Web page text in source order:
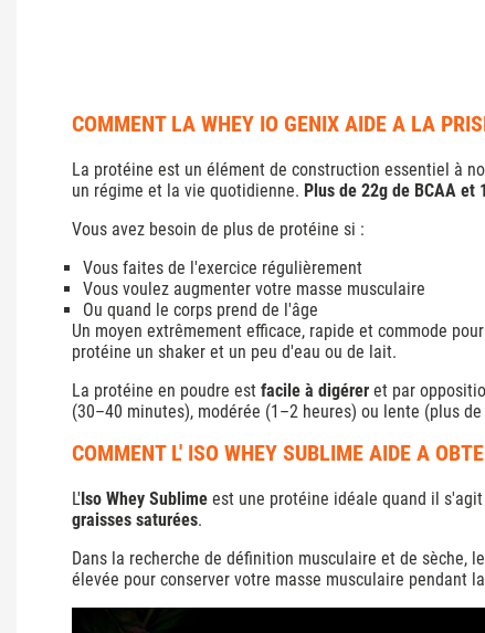
COMMENT LA WHEY IO GENIX AIDE A LA
La protéine est un élément de construction essentiel à
un régime et la vie quotidienne. Plus de 22g de BCAA
Vous avez besoin de plus de protéine si :
Vous faites de l'exercice régulièrement
Vous voulez augmenter votre masse musculaire
Ou quand le corps prend de l'âge
Un moyen extrêmement efficace, rapide et commode
protéine un shaker et un peu d'eau ou de lait.
La protéine en poudre est facile à digérer et par
(30–40 minutes), modérée (1–2 heures) ou lente (plus
COMMENT L' ISO WHEY SUBLIME AIDE A
L'Iso Whey Sublime est une protéine idéale quand il
graisses saturées.
Dans la recherche de définition musculaire et de
élevée pour conserver votre masse musculaire pendant